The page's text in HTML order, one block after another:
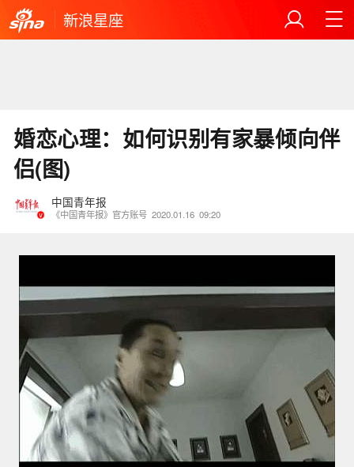
新浪星座
婚恋心理：如何识别有家暴倾向伴
侣(图)
中国青年报
《中国青年报》官方账号 2020.01.16 09:20